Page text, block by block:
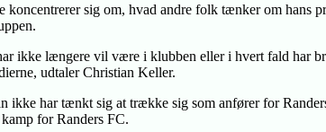
sig om, hvad andre folk tænker om hans
ikke længere vil være i klubben eller i hvert fald har
udtaler Christian Keller.
ikke har tænkt sig at trække sig som anfører for
for Randers FC.